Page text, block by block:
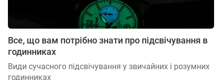
Все, що вам потрібно знати про підсвічування в
годинниках
Види сучасного підсвічування у звичайних і розумних
годинниках